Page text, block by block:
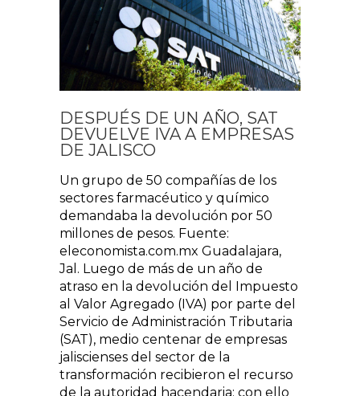
DESPUÉS DE UN AÑO, SAT
DEVUELVE IVA A EMPRESAS
DE JALISCO
Un grupo de 50 compañías de los
sectores farmacéutico y químico
demandaba la devolución por 50
millones de pesos. Fuente:
eleconomista.com.mx Guadalajara,
Jal. Luego de más de un año de
atraso en la devolución del Impuesto
al Valor Agregado (IVA) por parte del
Servicio de Administración Tributaria
(SAT), medio centenar de empresas
jaliscienses del sector de la
transformación recibieron el recurso
de la autoridad hacendaria; con ello